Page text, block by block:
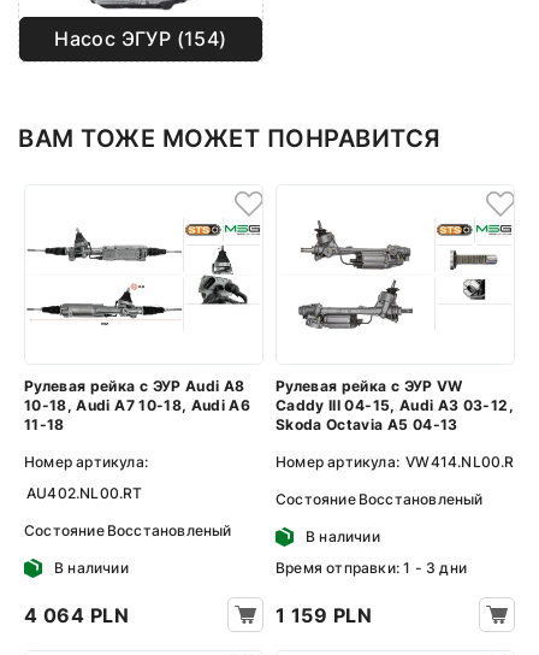
Насос ЭГУР (154)
ВАМ ТОЖЕ МОЖЕТ ПОНРАВИТСЯ
Рулевая рейка с ЭУР Audi A8
10-18, Audi A7 10-18, Audi A6
11-18
Номер артикула:
AU402.NL00.RT
Состояние Восстановленый
В наличии
4 064 PLN
Рулевая рейка с ЭУР VW
Caddy III 04-15, Audi A3 03-12,
Skoda Octavia A5 04-13
Номер артикула: VW414.NL00.R
Состояние Восстановленый
В наличии
Время отправки: 1 - 3 дни
1 159 PLN